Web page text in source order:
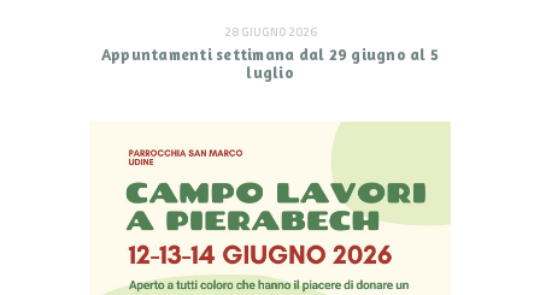
28 GIUGNO 2026
Appuntamenti settimana dal 29 giugno al 5
luglio